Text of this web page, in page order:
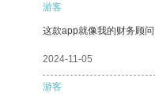
游客
这款app就像我的财务顾问
2024-11-05
游客